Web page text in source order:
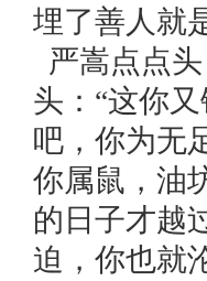
埋了善人就
严嵩点点
头：“这你
吧，你为无
你属鼠，油
的日子才越
迫，你也就